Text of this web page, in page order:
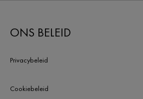
ONS BELEID
Privacybeleid
Cookiebeleid